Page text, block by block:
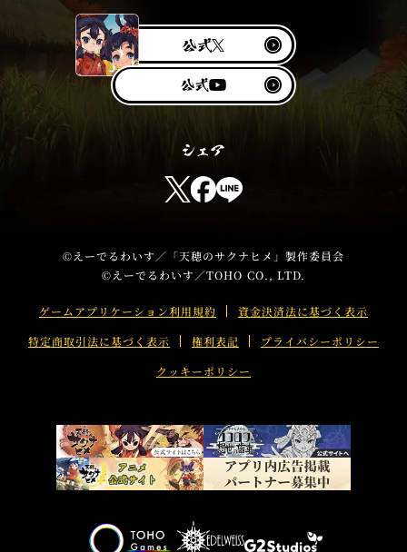
公
式
X
公
式
Y
o
T
u
b
T
t
t
r
s
h
e
F
e
b
o
k
s
r
e
L
E
s
h
r
e
©えーでるわいす／「天穂のサクナヒメ」製作委員会
©えーでるわいす／TOHO CO., LTD.
ゲームアプリケーション利用規約
資金決済法に基づく表示
特定商取引法に基づく表示
権利表記
プライバシーポリシー
クッキーポリシー